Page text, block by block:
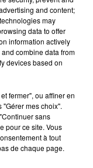
and content;
may
data to offer
information actively
combine data from
devices based on
fermer", ou affiner en
mes choix".
sans
pour ce site. Vous
à tout
de chaque page.